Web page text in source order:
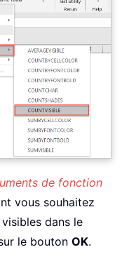
de fonction
vous souhaitez
dans le
le bouton OK.